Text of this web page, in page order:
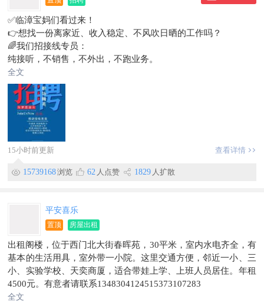
✅临漳宝妈们看过来！
👉想找一份离家近、收入稳定、不风吹日晒的工作吗？
🌈我们招接线专员：
纯接听，不销售，不外出，不跑业务。
💰工资4500➕，无门槛。
💞工作简单，有培训，会电脑就行。
🏠地址：临漳县南三环
☎：13832017857（微信同上）
全文
15小时前更新 查看详情
15739168浏览 62 人点赞 1829 人扩散
平安喜乐
置顶 房屋出租
出租阁楼，位于西门北大街春晖苑，30平米，室内水电齐全，有
基本的生活用具，室外带一小院。这里交通方便，邻近一小、三
小、实验学校、天奕商厦，适合带娃上学、上班人员居住。年租
4500元。有意者请联系1348304124515373107283
全文